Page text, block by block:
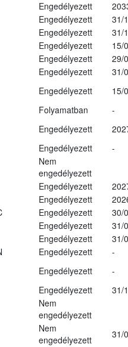
Engedélyezett
Engedélyezett
31/
Engedélyezett
31/
Engedélyezett
15/
Engedélyezett
29/
Engedélyezett
31/
Engedélyezett
15/
Folyamatban
-
Engedélyezett
Engedélyezett
-
Nem
engedélyezett
Engedélyezett
Engedélyezett
Engedélyezett
30/
Engedélyezett
31/
Engedélyezett
31/
Engedélyezett
-
Engedélyezett
-
Engedélyezett
31/
Nem
engedélyezett
Nem
engedélyezett
31/